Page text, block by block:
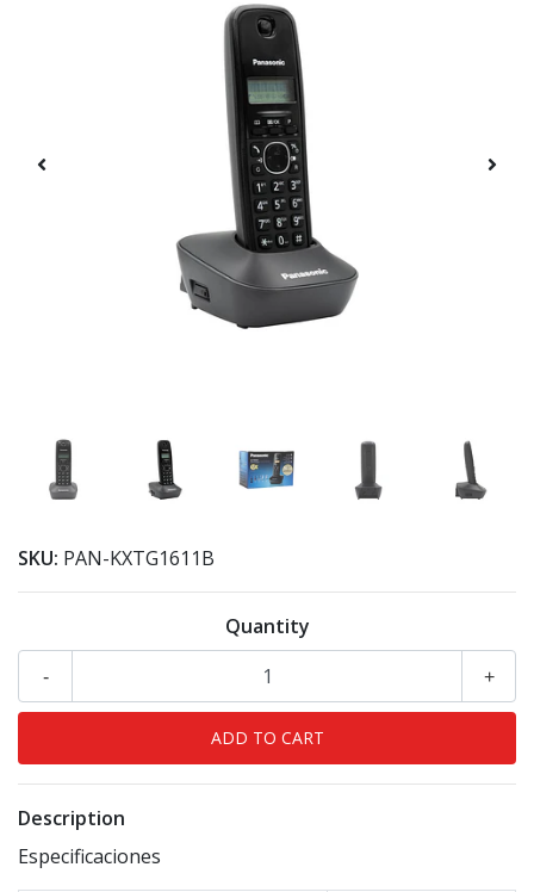
SKU: PAN-KXTG1611B
Quantity
+
-
Description
Especificaciones